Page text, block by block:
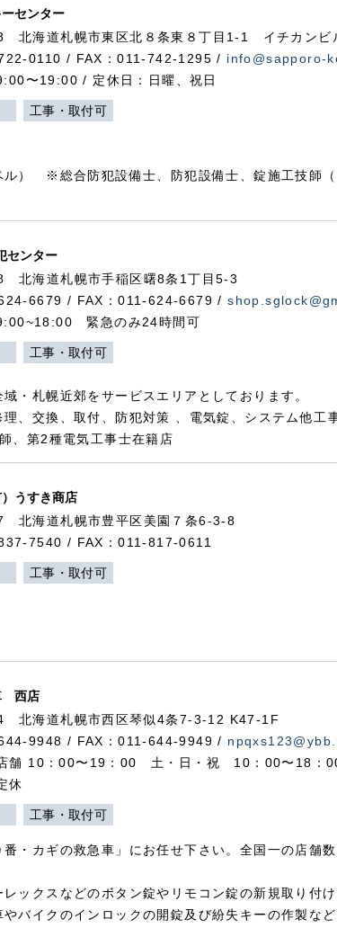
ーセンター
北海道札幌市東区北８条東８丁目1-1 イチカンビ
0110 / FAX：011-742-1295 / info@sapporo-
〜19:00 / 定休日：日曜、祝日
工事・取付可
ル） ※総合防犯設備士、防犯設備士、錠施工技師
センター
北海道札幌市手稲区曙8条1丁目5-3
6679 / FAX：011-624-6679 /
緊急のみ24時間可
工事・取付可
・札幌近郊をサービスエリアとしております。
、交換、取付、防犯対策 、電気錠、システム他工
、第2種電気工事士在籍店
うすき商店
北海道札幌市豊平区美園７条6-3-8
7540 / FAX：011-817-0611
工事・取付可
西店
北海道札幌市西区琴似4条7-3-12 K47-1F
9948 / FAX：011-644-9949 /
舗 10：00〜19：00 土・日・祝 10：00〜18：
休
工事・取付可
・カギの救急車」にお任せ下さい。全国一の店舗
ックスなどのボタン錠やリモコン錠の新規取り付
バイクのインロックの開錠及び紛失キーの作製な